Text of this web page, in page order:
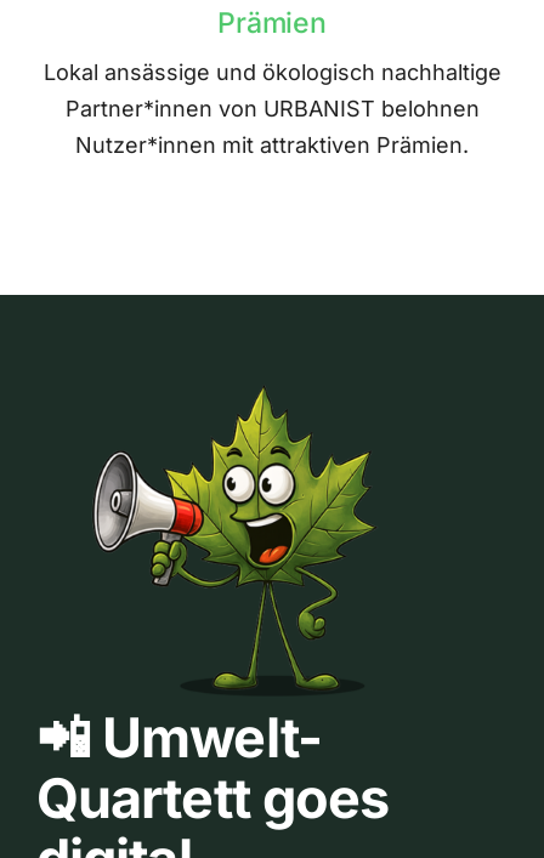
Prämien
Lokal ansässige und ökologisch nachhaltige
Partner*innen von URBANIST belohnen
Nutzer*innen mit attraktiven Prämien.
📲 Umwelt-
Quartett goes